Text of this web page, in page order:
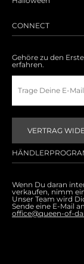
CONNECT
Gehöre zu den
erfahren.
VERTRAG
Wenn Du daran
verkaufen, nimm
Unser Team wird
Sende eine E-Mail an
office@queen-of-